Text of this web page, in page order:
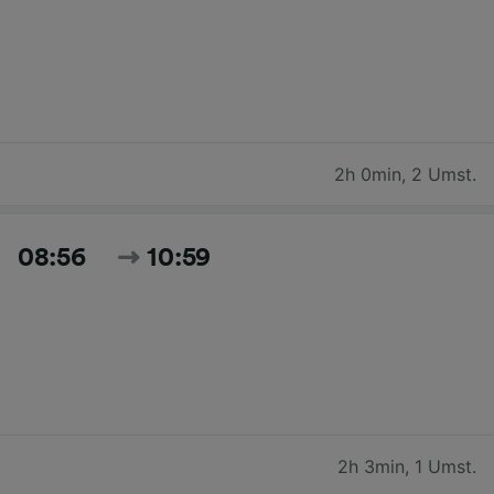
2h 0min, 2 Umst.
08:56 10:59
2h 3min, 1 Umst.